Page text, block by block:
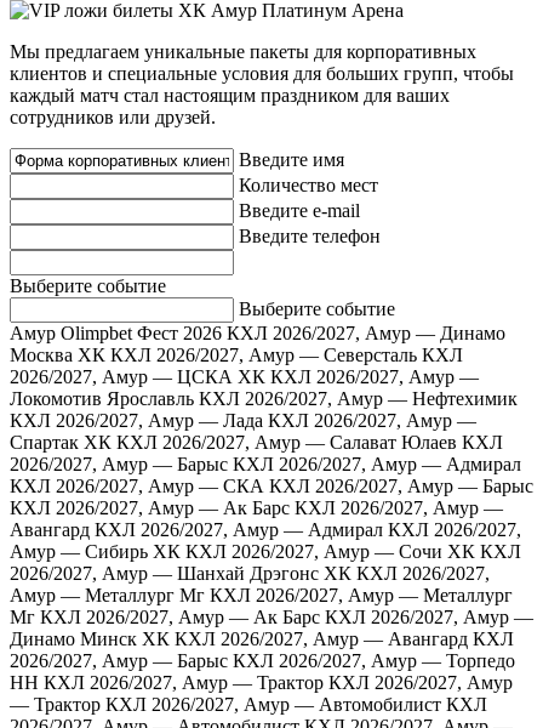
Мы предлагаем уникальные пакеты для корпоративных
клиентов и специальные условия для больших групп, чтобы
каждый матч стал настоящим праздником для ваших
сотрудников или друзей.
Введите имя
Количество мест
Введите e-mail
Введите телефон
Выберите событие
Выберите событие
Амур Olimpbet Фест 2026 КХЛ 2026/2027, Амур — Динамо
Москва ХК КХЛ 2026/2027, Амур — Северсталь КХЛ
2026/2027, Амур — ЦСКА ХК КХЛ 2026/2027, Амур —
Локомотив Ярославль КХЛ 2026/2027, Амур — Нефтехимик
КХЛ 2026/2027, Амур — Лада КХЛ 2026/2027, Амур —
Спартак ХК КХЛ 2026/2027, Амур — Салават Юлаев КХЛ
2026/2027, Амур — Барыс КХЛ 2026/2027, Амур — Адмирал
КХЛ 2026/2027, Амур — СКА КХЛ 2026/2027, Амур — Барыс
КХЛ 2026/2027, Амур — Ак Барс КХЛ 2026/2027, Амур —
Авангард КХЛ 2026/2027, Амур — Адмирал КХЛ 2026/2027,
Амур — Сибирь ХК КХЛ 2026/2027, Амур — Сочи ХК КХЛ
2026/2027, Амур — Шанхай Дрэгонс ХК КХЛ 2026/2027,
Амур — Металлург Мг КХЛ 2026/2027, Амур — Металлург
Мг КХЛ 2026/2027, Амур — Ак Барс КХЛ 2026/2027, Амур —
Динамо Минск ХК КХЛ 2026/2027, Амур — Авангард КХЛ
2026/2027, Амур — Барыс КХЛ 2026/2027, Амур — Торпедо
НН КХЛ 2026/2027, Амур — Трактор КХЛ 2026/2027, Амур
— Трактор КХЛ 2026/2027, Амур — Автомобилист КХЛ